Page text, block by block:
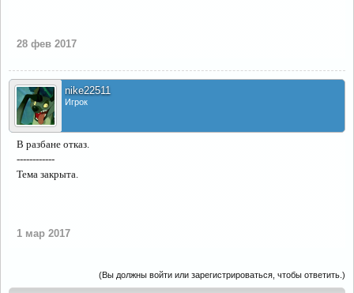
28 фев 2017
nike22511
Игрок
В разбане отказ.
------------
Тема закрыта.
1 мар 2017
(Вы должны войти или зарегистрироваться, чтобы ответить.)